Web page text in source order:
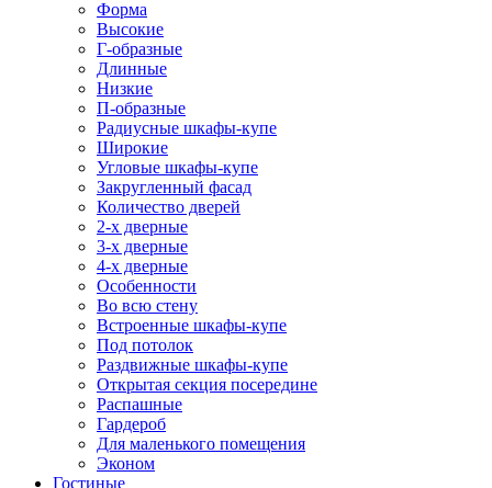
Форма
Высокие
Г-образные
Длинные
Низкие
П-образные
Радиусные шкафы-купе
Широкие
Угловые шкафы-купе
Закругленный фасад
Количество дверей
2-х дверные
3-х дверные
4-х дверные
Особенности
Во всю стену
Встроенные шкафы-купе
Под потолок
Раздвижные шкафы-купе
Открытая секция посередине
Распашные
Гардероб
Для маленького помещения
Эконом
Гостиные